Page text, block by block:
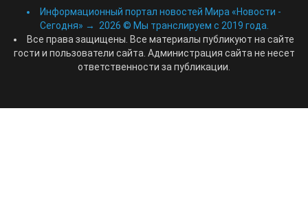
Информационный портал новостей Мира «Новости -
Сегодня» → 2026 © Мы транслируем с 2019 года.
Все права защищены. Все материалы публикуют на сайте
гости и пользователи сайта. Администрация сайта не несет
ответственности за публикации.